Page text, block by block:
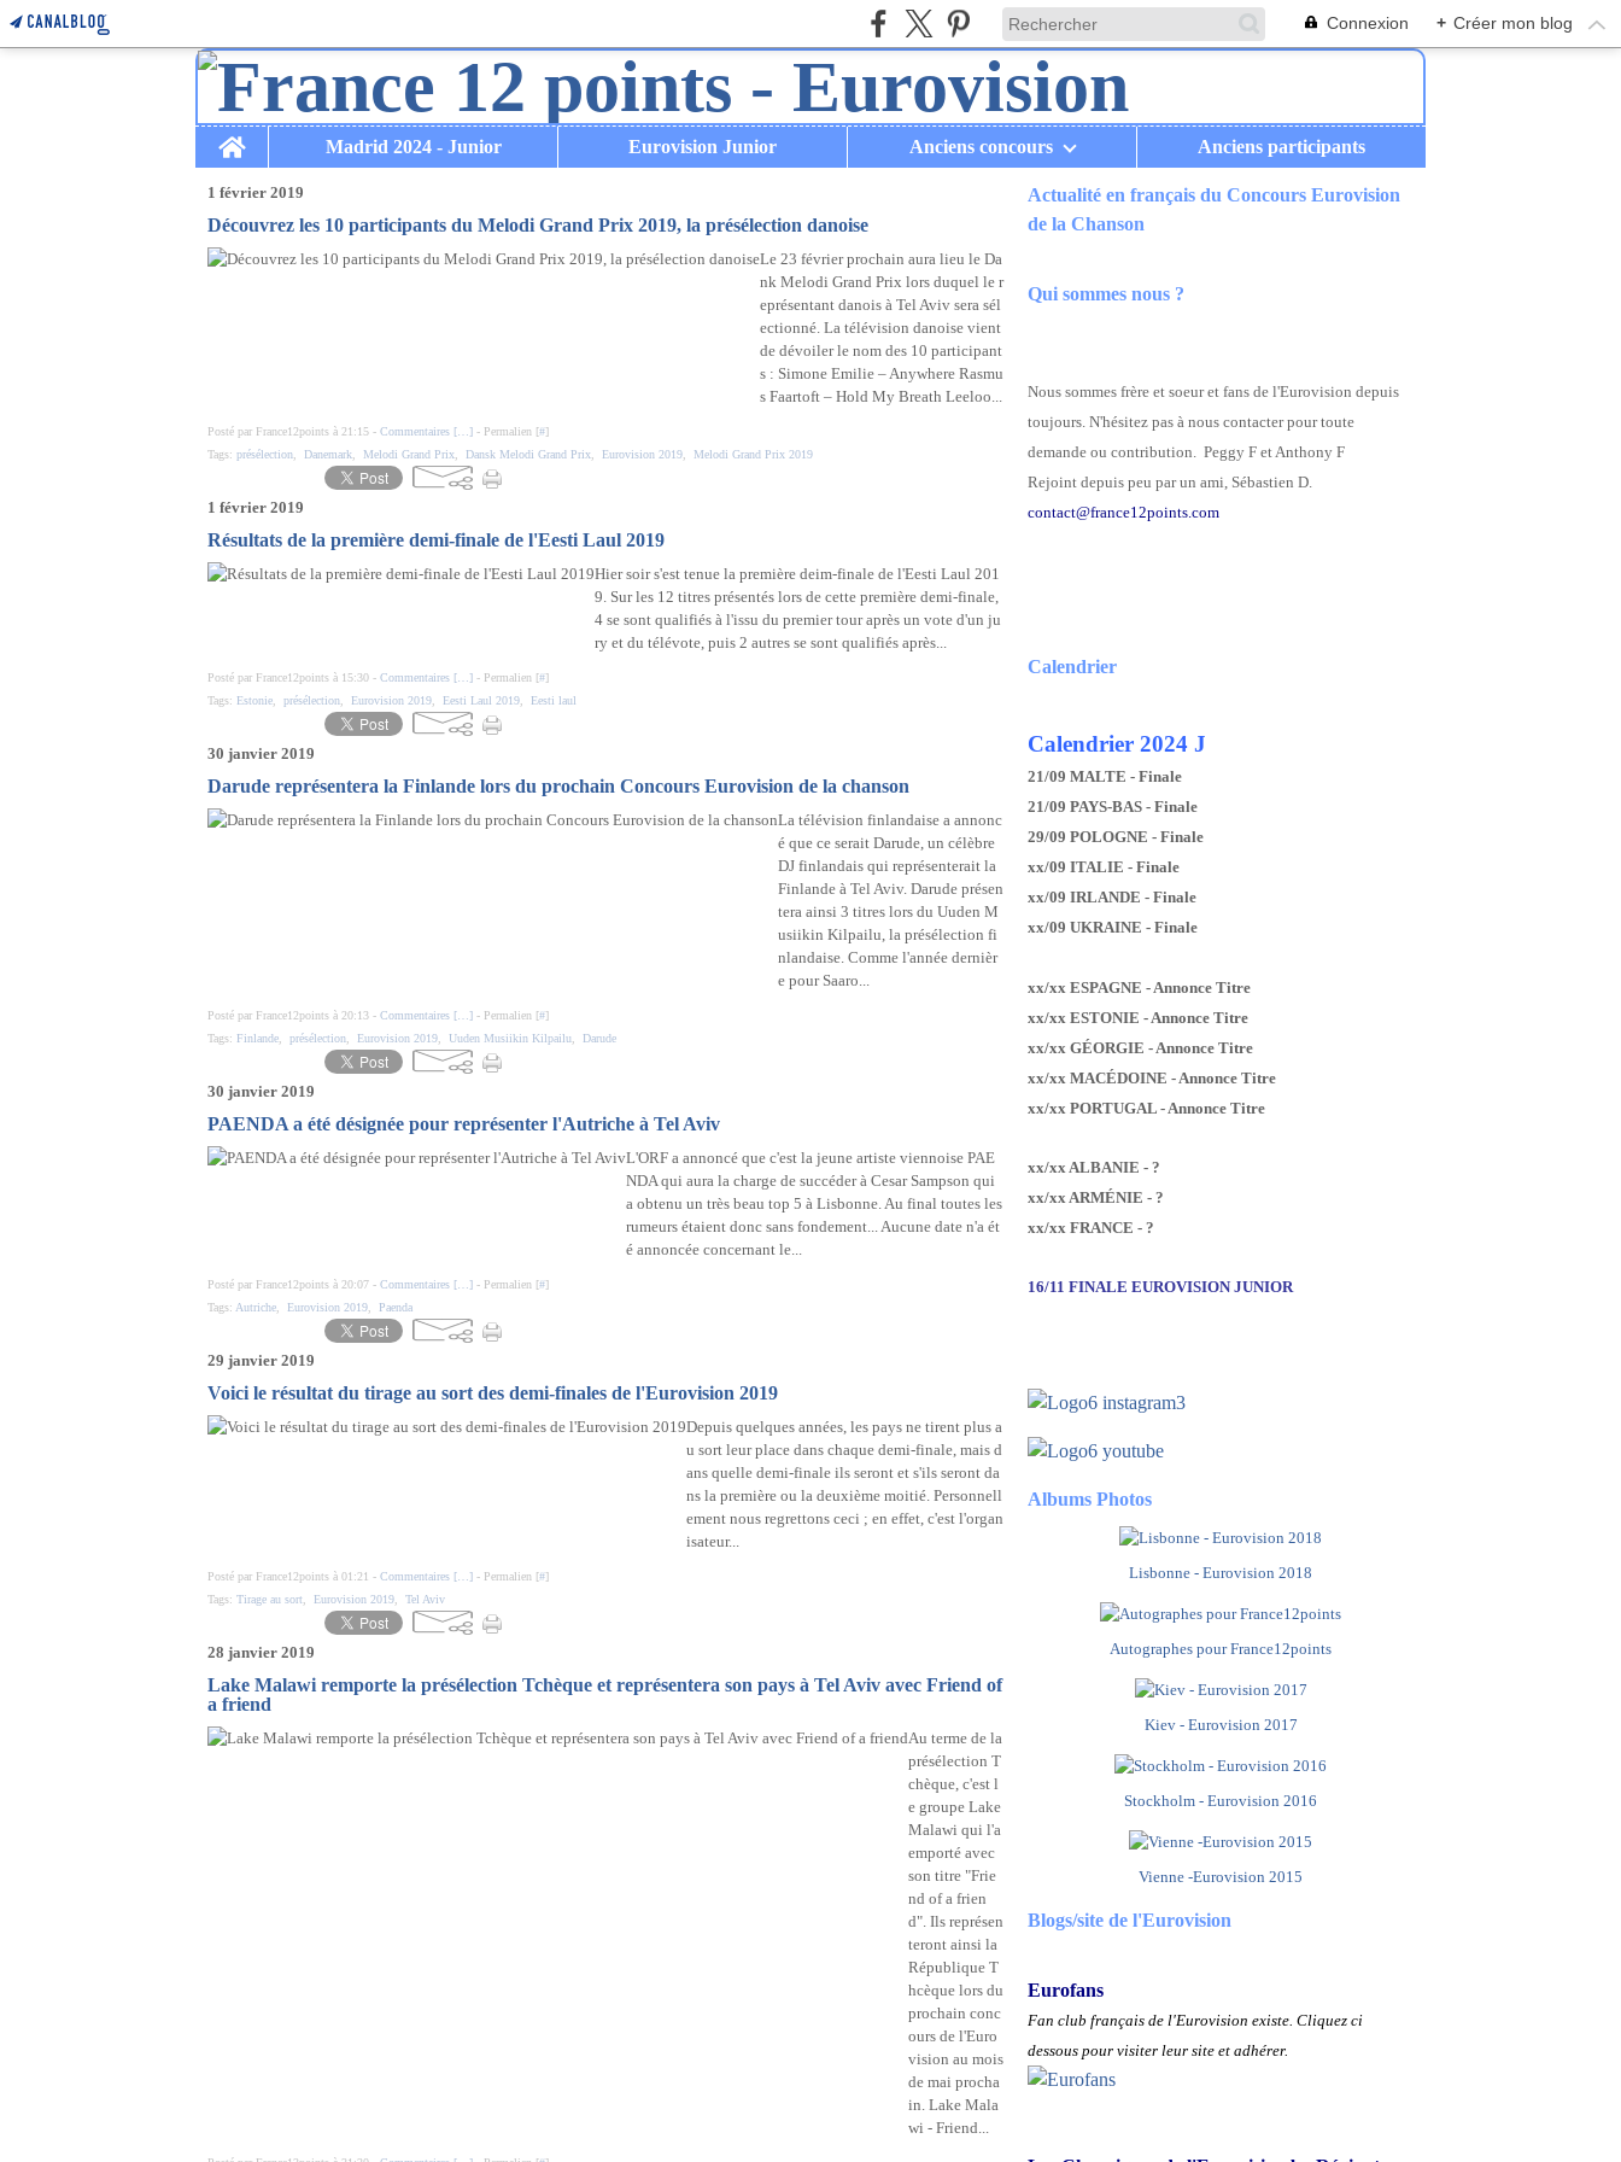
Connexion + Créer mon blog
Home
Madrid 2024 - Junior Eurovision Junior Anciens concours Anciens participants
1 février 2019
Découvrez les 10 participants du Melodi Grand Prix 2019, la présélection danoise
Le 23 février prochain aura lieu le Da
nk Melodi Grand Prix lors duquel le r
eprésentant danois à Tel Aviv sera sél
ectionné. La télévision danoise vient
de dévoiler le nom des 10 participant
s : Simone Emilie – Anywhere Rasmu
s Faartoft – Hold My Breath Leeloo...
Posté par France12points à 21:15 - Commentaires [ ] - Permalien [#]
Tags: présélection Danemark Melodi Grand Prix Dansk Melodi Grand Prix Eurovision 2019 Melodi Grand Prix 2019
1 février 2019
Résultats de la première demi-finale de l'Eesti Laul 2019
Hier soir s'est tenue la première deim-finale de l'Eesti Laul 201
9. Sur les 12 titres présentés lors de cette première demi-finale,
4 se sont qualifiés à l'issu du premier tour après un vote d'un ju
ry et du télévote, puis 2 autres se sont qualifiés après...
Posté par France12points à 15:30 - Commentaires [ ] - Permalien [#]
Tags: Estonie présélection Eurovision 2019 Eesti Laul 2019 Eesti laul
30 janvier 2019
Darude représentera la Finlande lors du prochain Concours Eurovision de la chanson
La télévision finlandaise a annonc
é que ce serait Darude, un célèbre
DJ finlandais qui représenterait la
Finlande à Tel Aviv. Darude présen
tera ainsi 3 titres lors du Uuden M
usiikin Kilpailu, la présélection fi
nlandaise. Comme l'année dernièr
e pour Saaro...
Posté par France12points à 20:13 - Commentaires [ ] - Permalien [#]
Tags: Finlande présélection Eurovision 2019 Uuden Musiikin Kilpailu Darude
30 janvier 2019
PAENDA a été désignée pour représenter l'Autriche à Tel Aviv
L'ORF a annoncé que c'est la jeune artiste viennoise PAE
NDA qui aura la charge de succéder à Cesar Sampson qui
a obtenu un très beau top 5 à Lisbonne. Au final toutes les
rumeurs étaient donc sans fondement... Aucune date n'a ét
é annoncée concernant le...
Posté par France12points à 20:07 - Commentaires [ ] - Permalien [#]
Tags: Autriche Eurovision 2019 Paenda
29 janvier 2019
Voici le résultat du tirage au sort des demi-finales de l'Eurovision 2019
Depuis quelques années, les pays ne tirent plus a
u sort leur place dans chaque demi-finale, mais d
ans quelle demi-finale ils seront et s'ils seront da
ns la première ou la deuxième moitié. Personnell
ement nous regrettons ceci ; en effet, c'est l'organ
isateur...
Posté par France12points à 01:21 - Commentaires [ ] - Permalien [#]
Tags: Tirage au sort Eurovision 2019 Tel Aviv
28 janvier 2019
Lake Malawi remporte la présélection Tchèque et représentera son pays à Tel Aviv avec Friend of
a friend
Au terme de la
présélection T
chèque, c'est l
e groupe Lake
Malawi qui l'a
emporté avec
son titre "Frie
nd of a frien
d". Ils représen
teront ainsi la
République T
hcèque lors du
prochain conc
ours de l'Euro
vision au mois
de mai procha
in. Lake Mala
wi - Friend...
Actualité en français du Concours Eurovision
de la Chanson
Qui sommes nous ?
Nous sommes frère et soeur et fans de l'Eurovision depuis
toujours. N'hésitez pas à nous contacter pour toute
demande ou contribution. Peggy F et Anthony F
Rejoint depuis peu par un ami, Sébastien D.
contact@france12points.com
Calendrier
Calendrier 2024 J
21/09 MALTE - Finale
21/09 PAYS-BAS - Finale
29/09 POLOGNE - Finale
xx/09 ITALIE - Finale
xx/09 IRLANDE - Finale
xx/09 UKRAINE - Finale
xx/xx ESPAGNE - Annonce Titre
xx/xx ESTONIE - Annonce Titre
xx/xx GÉORGIE - Annonce Titre
xx/xx MACÉDOINE - Annonce Titre
xx/xx PORTUGAL - Annonce Titre
xx/xx ALBANIE - ?
xx/xx ARMÉNIE - ?
xx/xx FRANCE - ?
16/11 FINALE EUROVISION JUNIOR
Albums Photos
Lisbonne - Eurovision 2018
Autographes pour France12points
Kiev - Eurovision 2017
Stockholm - Eurovision 2016
Vienne -Eurovision 2015
Blogs/site de l'Eurovision
Eurofans
Fan club français de l'Eurovision existe. Cliquez ci
dessous pour visiter leur site et adhérer.